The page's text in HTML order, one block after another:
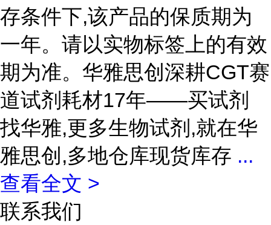
存条件下,该产品的保质期为
一年。请以实物标签上的有效
期为准。华雅思创深耕CGT赛
道试剂耗材17年——买试剂
找华雅,更多生物试剂,就在华
雅思创,多地仓库现货库存 ...
查看全文 >
联系我们